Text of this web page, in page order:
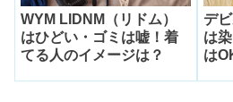
WYM LIDNM（リドム）
はひどい・ゴミは嘘！着
てる人のイメージは？
デ
は
は